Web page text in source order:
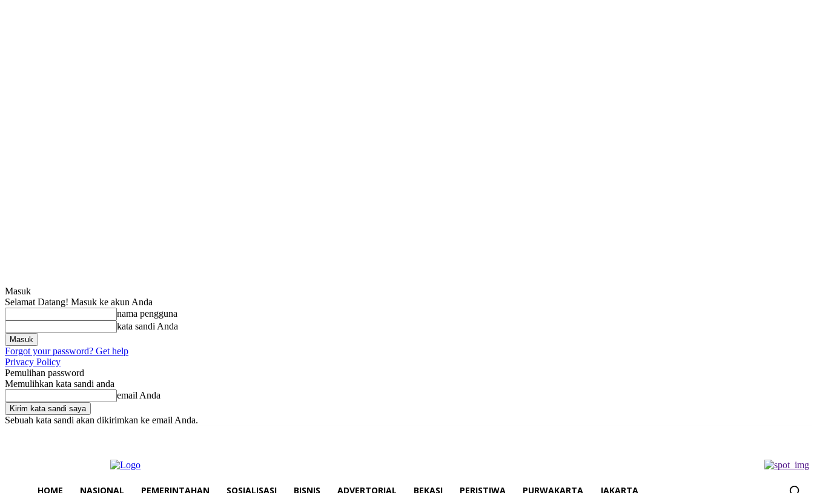
Masuk
Selamat Datang! Masuk ke akun Anda
nama pengguna
kata sandi Anda
Forgot your password? Get help
Privacy Policy
Pemulihan password
Memulihkan kata sandi anda
email Anda
Sebuah kata sandi akan dikirimkan ke email Anda.
HOME NASIONAL PEMERINTAHAN SOSIALISASI BISNIS ADVERTORIAL BEKASI PERISTIWA PURWAKARTA JAKARTA